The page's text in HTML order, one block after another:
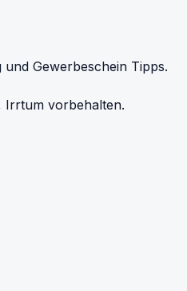
Gewerbeschein Tipps.
Irrtum vorbehalten.